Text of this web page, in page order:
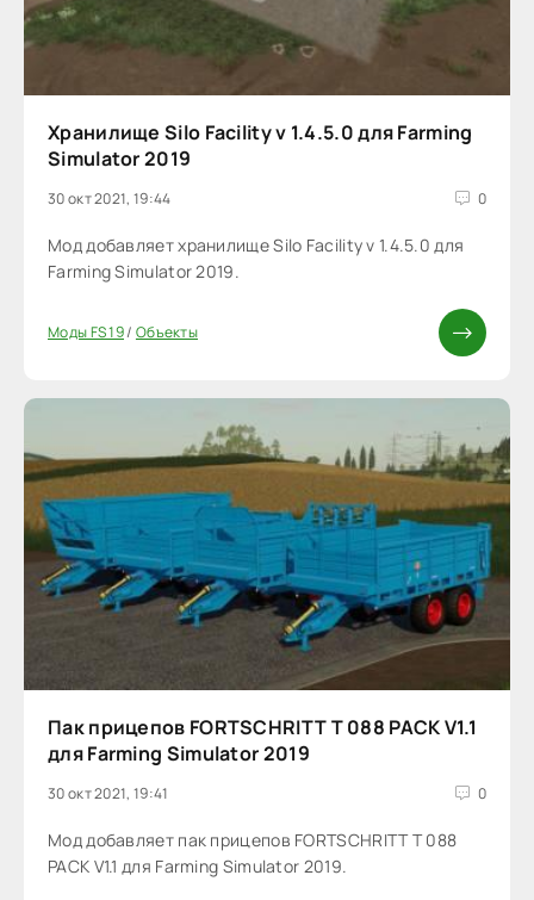
Хранилище Silo Facility v 1.4.5.0 для Farming
Simulator 2019
30 окт 2021, 19:44 0
Мод добавляет хранилище Silo Facility v 1.4.5.0 для
Farming Simulator 2019.
Моды FS 19/ Объекты
Пак прицепов FORTSCHRITT T 088 PACK V1.1
для Farming Simulator 2019
30 окт 2021, 19:41 0
Мод добавляет пак прицепов FORTSCHRITT T 088
PACK V1.1 для Farming Simulator 2019.